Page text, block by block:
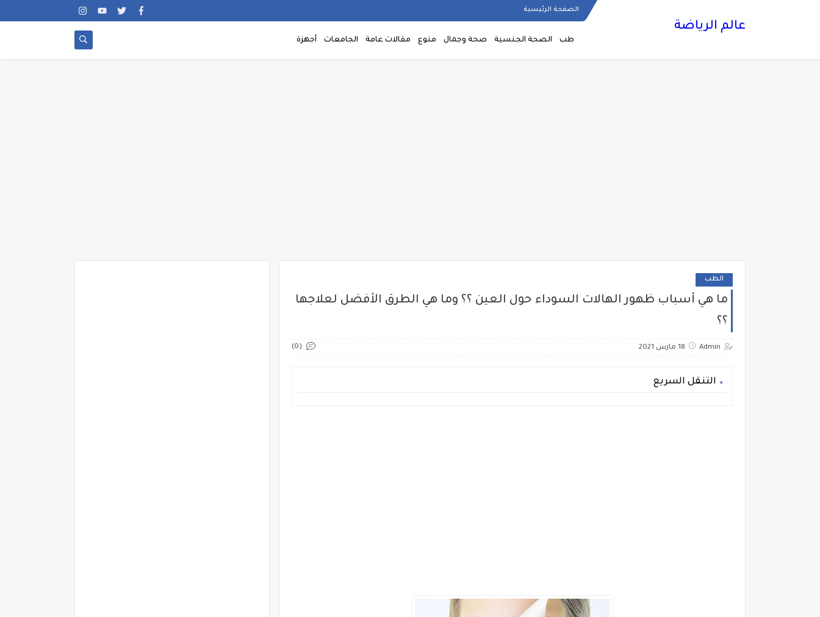
الصفحة الرئيسية
عالم الرياضة
طب الصحة الجنسية صحة وجمال منوع مقالات عامة الجامعات أجهزة
الطب
ما هي أسباب ظهور الهالات السوداء حول العين ؟؟ وما هي الطرق الأفضل لعلاجها
؟؟
Admin 18 مارس 2021 (0)
التنقل السريع